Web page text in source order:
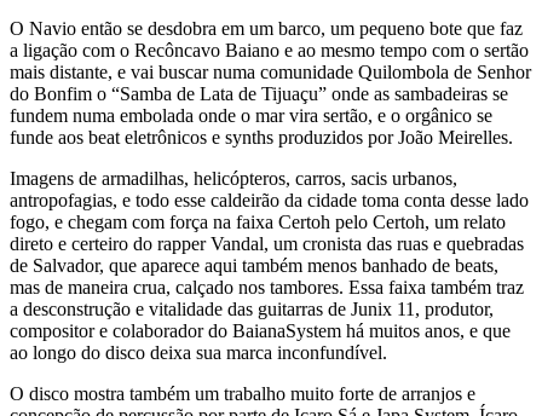
O Navio então se desdobra em um barco, um pequeno bote que faz
a ligação com o Recôncavo Baiano e ao mesmo tempo com o sertão
mais distante, e vai buscar numa comunidade Quilombola de Senhor
do Bonfim o “Samba de Lata de Tijuaçu” onde as sambadeiras se
fundem numa embolada onde o mar vira sertão, e o orgânico se
funde aos beat eletrônicos e synths produzidos por João Meirelles.
Imagens de armadilhas, helicópteros, carros, sacis urbanos,
antropofagias, e todo esse caldeirão da cidade toma conta desse lado
fogo, e chegam com força na faixa Certoh pelo Certoh, um relato
direto e certeiro do rapper Vandal, um cronista das ruas e quebradas
de Salvador, que aparece aqui também menos banhado de beats,
mas de maneira crua, calçado nos tambores. Essa faixa também traz
a desconstrução e vitalidade das guitarras de Junix 11, produtor,
compositor e colaborador do BaianaSystem há muitos anos, e que
ao longo do disco deixa sua marca inconfundível.
O disco mostra também um trabalho muito forte de arranjos e